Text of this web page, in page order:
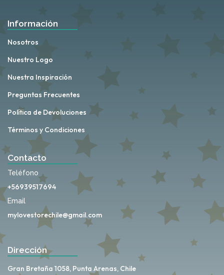
Información
Nosotros
Nuestro Logo
Nuestra Inspiración
Preguntas Frecuentes
Política de Devoluciones
Términos y Condiciones
Contacto
Teléfono
+56939517694
Email
mylovestorechile@gmail.com
Dirección
Gran Bretaña 1058, Punta Arenas, Chile